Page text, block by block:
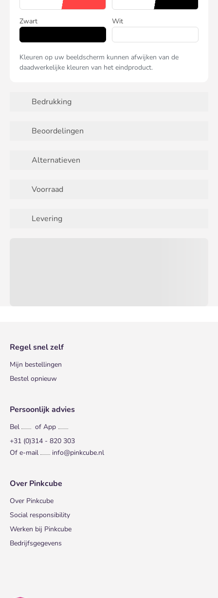
Zwart Wit
Kleuren op uw beeldscherm kunnen afwijken van de
daadwerkelijke kleuren van het eindproduct.
Bedrukking
Beoordelingen
Alternatieven
Voorraad
Levering
Regel snel zelf
Mijn bestellingen
Bestel opnieuw
Persoonlijk advies
Bel
of App
+31 (0)314 - 820 303
Of e-mail
info@pinkcube.nl
Over Pinkcube
Over Pinkcube
Social responsibility
Werken bij Pinkcube
Bedrijfsgegevens